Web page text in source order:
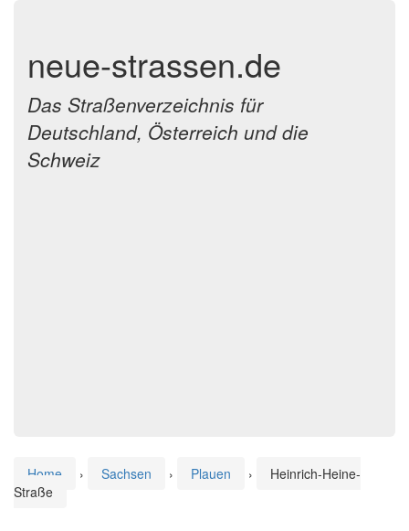
neue-strassen.de
Das Straßenverzeichnis für
Deutschland, Österreich und die
Schweiz
Home › Sachsen › Plauen ›
Heinrich-Heine-
Straße